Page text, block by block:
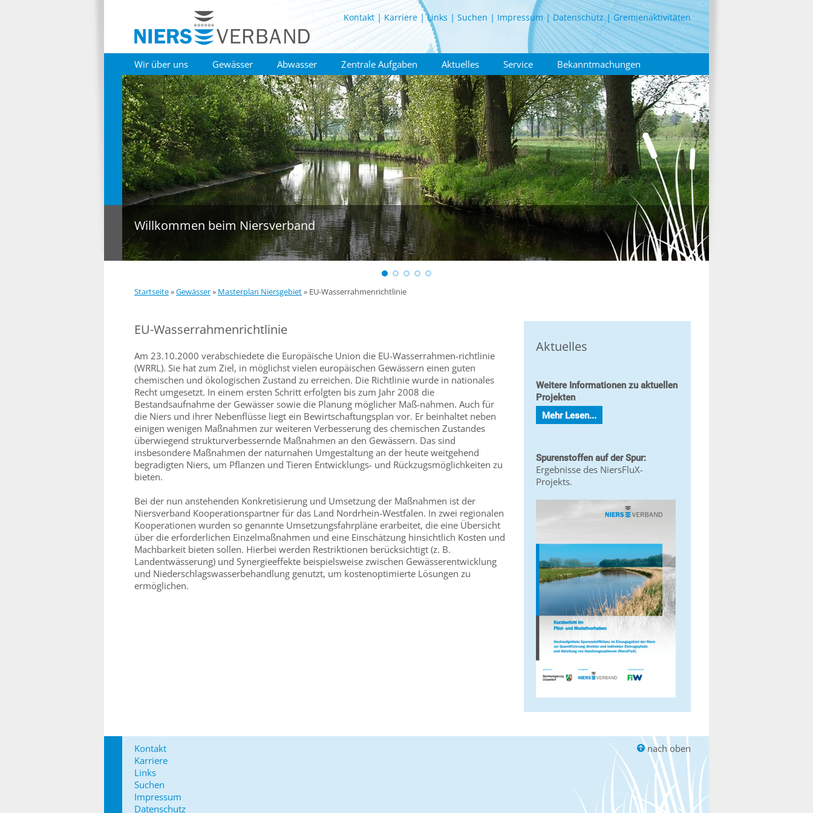
Kontakt Karriere Links Suchen Impressum Datenschutz Gremienaktivitäten
Wir über uns Gewässer Abwasser Zentrale Aufgaben Aktuelles Service Bekanntmachungen
Willkommen beim Niersverband
Startseite»Gewässer» Masterplan Niersgebiet» EU-Wasserrahmenrichtlinie
EU-Wasserrahmenrichtlinie
Am 23.10.2000 verabschiedete die Europäische Union die EU-Wasserrahmen-richtlinie
(WRRL). Sie hat zum Ziel, in möglichst vielen europäischen Gewässern einen guten
chemischen und ökologischen Zustand zu erreichen. Die Richtlinie wurde in nationales
Recht umgesetzt. In einem ersten Schritt erfolgten bis zum Jahr 2008 die
Bestandsaufnahme der Gewässer sowie die Planung möglicher Maß-nahmen. Auch für
die Niers und ihrer Nebenflüsse liegt ein Bewirtschaftungsplan vor. Er beinhaltet neben
einigen wenigen Maßnahmen zur weiteren Verbesserung des chemischen Zustandes
überwiegend strukturverbessernde Maßnahmen an den Gewässern. Das sind
insbesondere Maßnahmen der naturnahen Umgestaltung an der heute weitgehend
begradigten Niers, um Pflanzen und Tieren Entwicklungs- und Rückzugsmöglichkeiten zu
bieten.
Bei der nun anstehenden Konkretisierung und Umsetzung der Maßnahmen ist der
Niersverband Kooperationspartner für das Land Nordrhein-Westfalen. In zwei regionalen
Kooperationen wurden so genannte Umsetzungsfahrpläne erarbeitet, die eine Übersicht
über die erforderlichen Einzelmaßnahmen und eine Einschätzung hinsichtlich Kosten und
Machbarkeit bieten sollen. Hierbei werden Restriktionen berücksichtigt (z. B.
Landentwässerung) und Synergieeffekte beispielsweise zwischen Gewässerentwicklung
und Niederschlagswasserbehandlung genutzt, um kostenoptimierte Lösungen zu
ermöglichen.
Aktuelles
Weitere Informationen zu aktuellen
Projekten
Mehr Lesen...
Spurenstoffen auf der Spur:
Ergebnisse des NiersFluX-
Projekts.
Kontakt
Karriere
Links
Suchen
Impressum
Datenschutz
nach oben